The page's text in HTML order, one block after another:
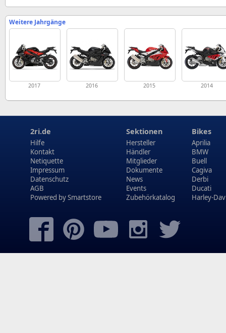
Weitere Jahrgänge
2017 2016 2015 2014
2ri.de
Hilfe
Kontakt
Netiquette
Impressum
Datenschutz
AGB
Powered bySmartstore
Sektionen
Hersteller
Händler
Mitglieder
Dokumente
News
Events
Zubehörkatalog
Bikes
Aprilia
BMW
Buell
Cagiva
Derbi
Ducati
Harley-